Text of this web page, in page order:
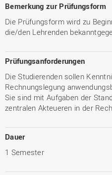
Bemerkung zur Prüfungsform
Die Prüfungsform wird zu
die/den Lehrenden
Prüfungsanforderungen
Die Studierenden sollen
Rechnungslegung
Sie sind mit Aufgaben der
zentralen Akteueren in der
Dauer
1 Semester